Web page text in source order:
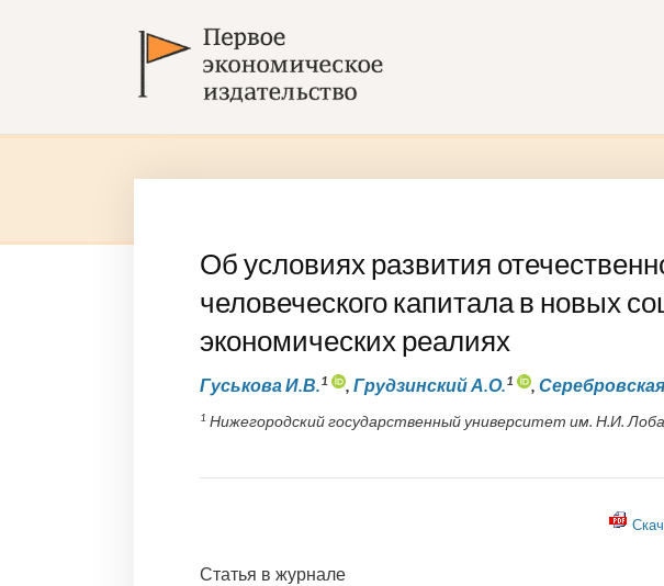
Об условиях развития
человеческого капитала в новых
экономических реалиях
Гуськова И.В.1 , Грудзинский А.О.1 ,
1 Нижегородский государственный университет им. Н.И.
Статья в журнале